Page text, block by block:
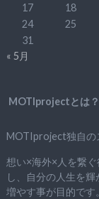
17
18
24
25
31
« 5月
MOTIprojectとは？
MOTIproject独自の
想い×海外×人を繋
し、自分の人生を
増やす事が目的です。